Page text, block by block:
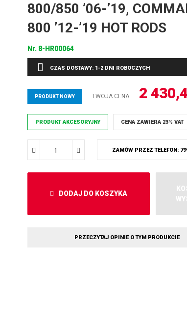
800/850 ’06-’19,
800 ’12-’19 HOT RODS
Nr. 8-HR00064
CZAS DOSTAWY: 1-2 DNI ROBOCZYCH
PRODUKT NOWY TWOJA CENA 2
PRODUKT AKCESORYJNY CENA ZAWIERA 23% VAT
ZAMÓW PRZEZ TELEFON:
DODAJ DO KOSZYKA
PRZECZYTAJ OPINIE O TYM PRODUKCIE